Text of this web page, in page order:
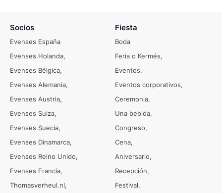
Socios
Evenses España
Evenses Holanda
Evenses Bélgica
Evenses Alemania
Evenses Austria
Evenses Suiza
Evenses Suecia
Evenses Dinamarca
Evenses Reino Unido
Evenses Francia
Thomasverheul.nl
Fiesta
Boda
Feria o Kermés
Eventos
Eventos corporativos
Ceremonia
Una bebida
Congreso
Cena
Aniversario
Recepción
Festival